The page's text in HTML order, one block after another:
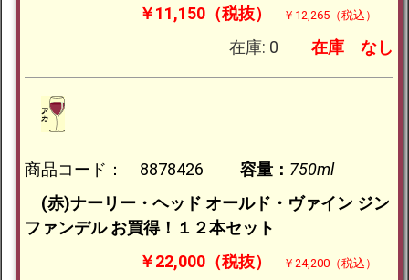
￥11,150（税抜）
￥12,265（税込）
在庫: 0 在庫 なし
商品コード： 8878426 容量： 750ml
(赤)ナーリー・ヘッド オールド・ヴァイン ジン
ファンデル お買得！１２本セット
￥22,000（税抜）
￥24,200（税込）